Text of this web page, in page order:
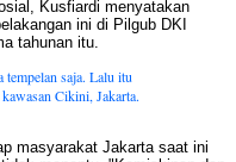
Kusfiardi menyatakan
ini di Pilgub DKI
tahunan itu.
saja. Lalu itu
Cikini, Jakarta.
masyarakat Jakarta saat ini